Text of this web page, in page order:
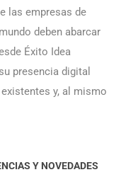
las empresas de
deben abarcar
Éxito Idea
presencia digital
y, al mismo
Y NOVEDADES